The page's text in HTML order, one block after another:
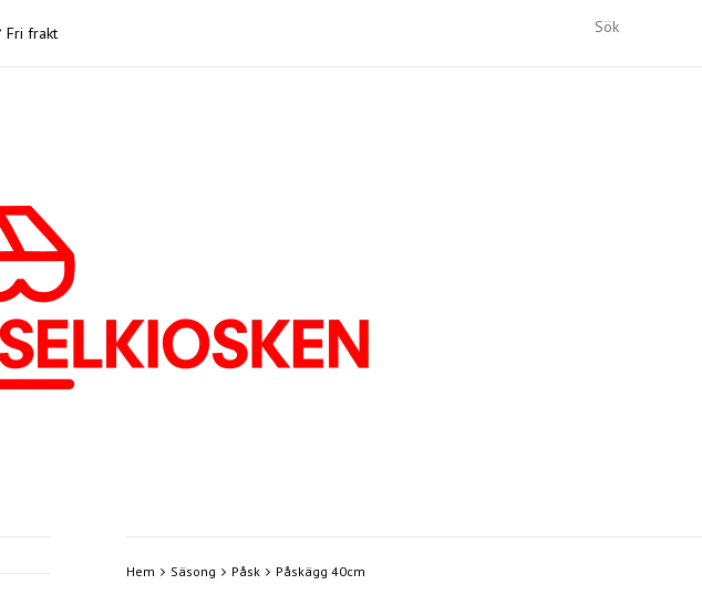
Fri frakt
Hem Säsong Påsk Påskägg 40cm